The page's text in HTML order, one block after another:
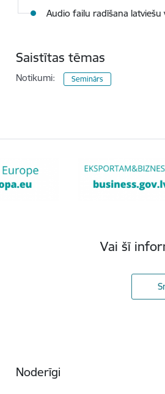
Audio failu radīšana latviešu
Saistītas tēmas
Notikumi: Seminārs
Vai šī
Noderīgi